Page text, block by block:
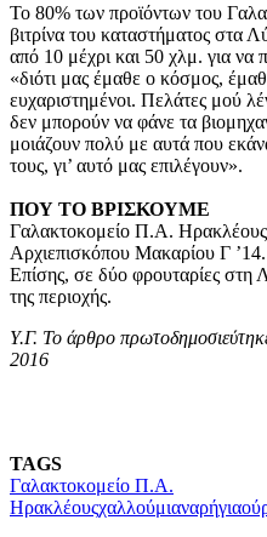
Το 80% των προϊόντων του
βιτρίνα του καταστήματος στα
από 10 μέχρι και 50 χλμ. για να
«διότι μας έμαθε ο κόσμος,
ευχαριστημένοι. Πελάτες μού
δεν μπορούν να φάνε τα
μοιάζουν πολύ με αυτά που
τους, γι’ αυτό μας επιλέγουν».
ΠΟΥ ΤΟ ΒΡΙΣΚΟΥΜΕ
Γαλακτοκομείο Π.Α.
Αρχιεπισκόπου Μακαρίου Γ
Επίσης, σε δύο φρουταρίες στη
της περιοχής.
Υ.Γ. Το άρθρο
2016
TAGS
Γαλακτοκομείο Π.Α.
Ηρακλέουςχαλλούμιαναρή